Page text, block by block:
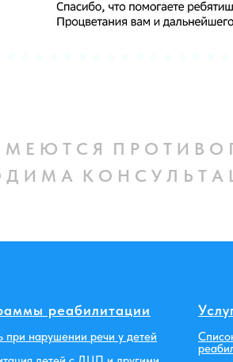
М Е Ю Т С Я П Р О Т И В О
Д И М А К О Н С У Л Ь Т А
реабилитации
при нарушении речи у детей